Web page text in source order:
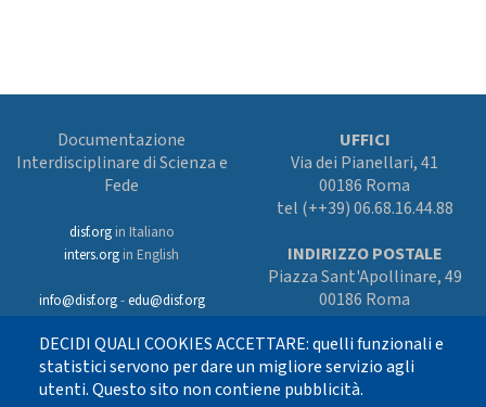
Documentazione
Interdisciplinare di Scienza e
Fede
disf.orgin Italiano
inters.org in English
info@disf.org-edu@disf.org
UFFICI
Via dei Pianellari, 41
00186 Roma
tel (++39) 06.68.16.44.88
INDIRIZZO POSTALE
Piazza Sant'Apollinare, 49
00186 Roma
In collaborazione
con il Servizio
nazionale della CEI
per il progetto
DECIDI QUALI COOKIES ACCETTARE: quelli funzionali e
statistici servono per dare un migliore servizio agli
utenti. Questo sito non contiene pubblicità.